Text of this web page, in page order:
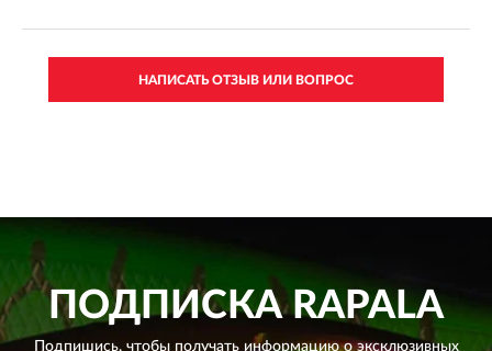
НАПИСАТЬ ОТЗЫВ ИЛИ ВОПРОС
ПОДПИСКАRAPALA
Подпишись, чтобы получать информацию о эксклюзивных